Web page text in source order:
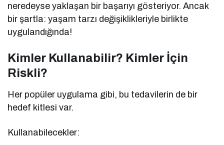
neredeyse yaklaşan bir başarıyı gösteriyor. Ancak
bir şartla: yaşam tarzı değişiklikleriyle birlikte
uygulandığında!
Kimler Kullanabilir? Kimler İçin
Riskli?
Her popüler uygulama gibi, bu tedavilerin de bir
hedef kitlesi var.
Kullanabilecekler: